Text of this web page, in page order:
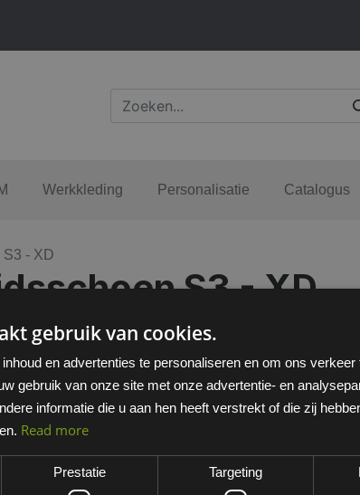
Werkkleding Personalisatie Catalogus
- XD
S3 - XD
EAN: 8715316044489
Minimum bestelhoeveelheid: 1
gebruik van cookies.
en advertenties te personaliseren en om ons
gebruik van onze site met onze advertentie- en
informatie die u aan hen heeft verstrekt of die zij
Read more
Prestatie Targeting